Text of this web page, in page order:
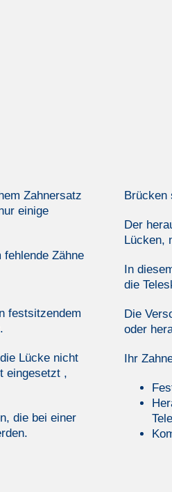
Zahnersatz
einige
fehlende Zähne
festsitzendem
Lücke nicht
eingesetzt ,
die bei einer
Brücken
Der
Lücken,
In
die
Die
oder
Ihr